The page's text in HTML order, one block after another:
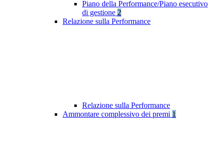
Piano della Performance/Piano esecutivo
di gestione 2
Relazione sulla Performance
Relazione sulla Performance
Ammontare complessivo dei premi 1